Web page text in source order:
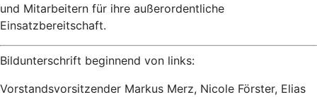
und Mitarbeitern für ihre außerordentliche
Einsatzbereitschaft.
Bildunterschrift beginnend von links:
Vorstandsvorsitzender Markus Merz, Nicole Förster, Elias